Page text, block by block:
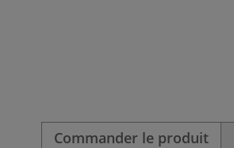
Commander le produit